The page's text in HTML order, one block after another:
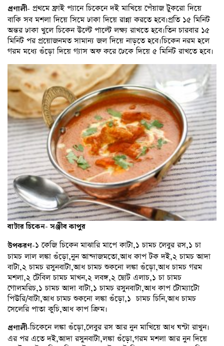
প্রণালী- প্রথমে ফ্রাই প্যানে চিকেনে দই মাখিয়ে পেঁয়াজ টুকরো দিয়ে
বাকি সব মশলা দিয়ে সিমে ঢাকা দিয়ে রান্না করতে হবে।প্রতি ১৫ মিনিট
অন্তর ঢাকা খুলে চিকেন উল্টে পাল্টে লক্ষ্য রাখতে হবে।তিন চারবার ১৫
মিনিট পর প্রয়োজনমত সামান্য জল দিয়ে নাড়তে হবে।চিকেন নরম হলে
গরম মধ্যে গুঁড়ো দিয়ে গ্যাস অফ করে ঢেকে দিয়ে ৫ মিনিট রাখতে হবে।
বাটার চিকেন- সঞ্জীব কাপুর
উপকরণ-১ কেজি চিকেন মাঝারি মাপে কাটা,১ চামচ লেবুর রস,১ চা
চামচ লাল লঙ্কা গুঁড়ো,নুন আন্দাজমতো,আধ কাপ টক দই,২ চামচ আদা
বাটা,২ চামচ রসুনবাটা,আধ চামচ শুকনো লঙ্কা গুঁড়ো,আধ চামচ গরম
মশলা,২ টেবিল চামচ মাখন,২ লবঙ্গ,২ ছোট এলাচ,১ চা চামচ
গোলমরিচ,১ চামচ আদা বাটা,১ চামচ রসুনবাটা,আধ কাপ টোম্যাটো
পিউরি/বাটা,আধ চামচ শুকনো লঙ্কা গুঁড়ো,১ চামচ চিনি,আধ চামচ
সেলেরি পাতা কুচি,আধ কাপ ক্রিম।
প্রণালী-চিকেনে লঙ্কা গুঁড়ো,লেবুর রস আর নুন মাখিয়ে আধ ঘন্টা রাখুন।
এর পর এতে দই,আদা রসুনবাটা,লঙ্কা গুঁড়ো,গরম মশলা আর নুন দিয়ে